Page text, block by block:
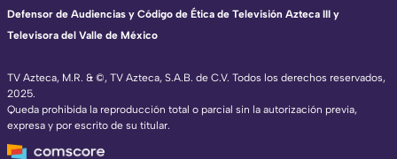
TV Azteca, M.R. & ©, TV Azteca, S.A.B. de C.V. Todos los derechos reservados,
2025.
Queda prohibida la reproducción total o parcial sin la autorización previa,
expresa y por escrito de su titular.
Defensor de Audiencias y Código de Ética de Televisión Azteca III y
Televisora del Valle de México